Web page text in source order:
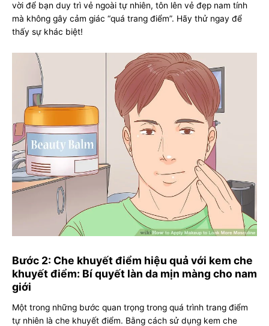
vời để bạn duy trì vẻ ngoài tự nhiên, tôn lên vẻ đẹp nam tính
mà không gây cảm giác “quá trang điểm”. Hãy thử ngay để
thấy sự khác biệt!
Bước 2: Che khuyết điểm hiệu quả với kem che
khuyết điểm: Bí quyết làn da mịn màng cho nam
giới
Một trong những bước quan trọng trong quá trình trang điểm
tự nhiên là che khuyết điểm. Bằng cách sử dụng kem che